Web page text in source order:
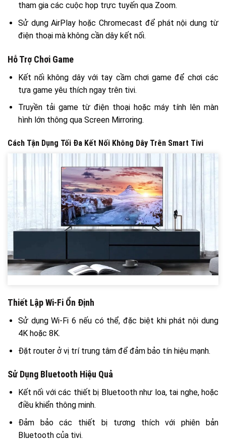
tham gia các cuộc họp trực tuyến qua Zoom.
Sử dụng AirPlay hoặc Chromecast để phát nội dung từ
điện thoại mà không cần dây kết nối.
Hỗ Trợ Chơi Game
Kết nối không dây với tay cầm chơi game để chơi các
tựa game yêu thích ngay trên tivi.
Truyền tải game từ điện thoại hoặc máy tính lên màn
hình lớn thông qua Screen Mirroring.
Cách Tận Dụng Tối Đa Kết Nối Không Dây Trên Smart Tivi
Thiết Lập Wi-Fi Ổn Định
Sử dụng Wi-Fi 6 nếu có thể, đặc biệt khi phát nội dung
4K hoặc 8K.
Đặt router ở vị trí trung tâm để đảm bảo tín hiệu mạnh.
Sử Dụng Bluetooth Hiệu Quả
Kết nối với các thiết bị Bluetooth như loa, tai nghe, hoặc
điều khiển thông minh.
Đảm bảo các thiết bị tương thích với phiên bản
Bluetooth của tivi.